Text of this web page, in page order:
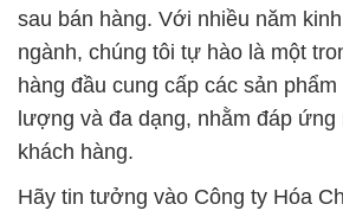
sau bán hàng. Với nhiều năm
ngành, chúng tôi tự hào là một
hàng đầu cung cấp các sản
lượng và đa dạng, nhằm đáp
khách hàng.
Hãy tin tưởng vào Công ty Hóa